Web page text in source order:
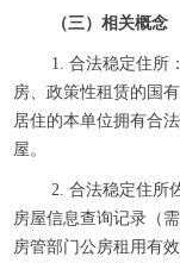
（三）相关概
1. 合法稳定住所
房、政策性租赁的国
居住的本单位拥有合
屋。
2. 合法稳定住所
房屋信息查询记录（
房管部门公房租用有